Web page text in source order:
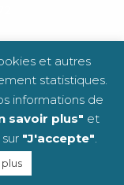
et autres
statistiques.
informations de
savoir plus" et
"J'accepte".
plus